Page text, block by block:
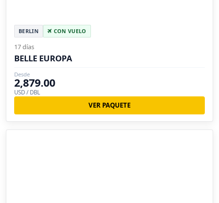
BERLIN CON VUELO
17 días
BELLE EUROPA
Desde
2,879.00
USD / DBL
VER PAQUETE